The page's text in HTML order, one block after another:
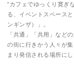
“カフェでゆっくり寛ぎ
る、イベントスペース
ンギンザ）」。
「共通」「共用」など
の街に行きかう人々が
まり発信される場所に